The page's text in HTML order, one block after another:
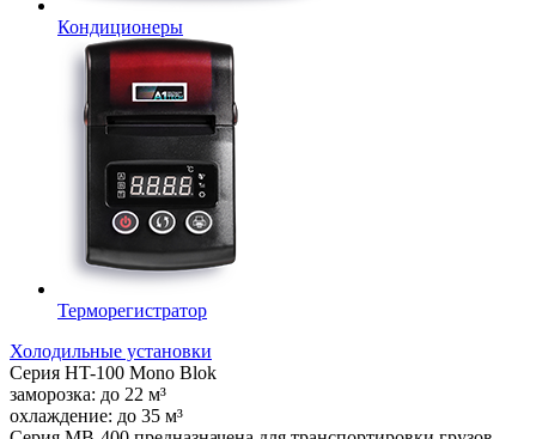
Кондиционеры
Терморегистратор
Холодильные установки
Серия HT-100 Mono Blok
заморозка: до 22 м³
охлаждение: до 35 м³